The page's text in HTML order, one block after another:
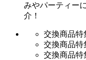
みやパーティー
介！
交換商品特
交換商品特
交換商品特